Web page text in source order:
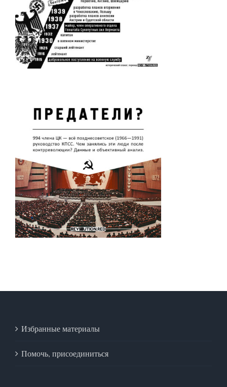
Избранные материалы
Помочь, присоединиться